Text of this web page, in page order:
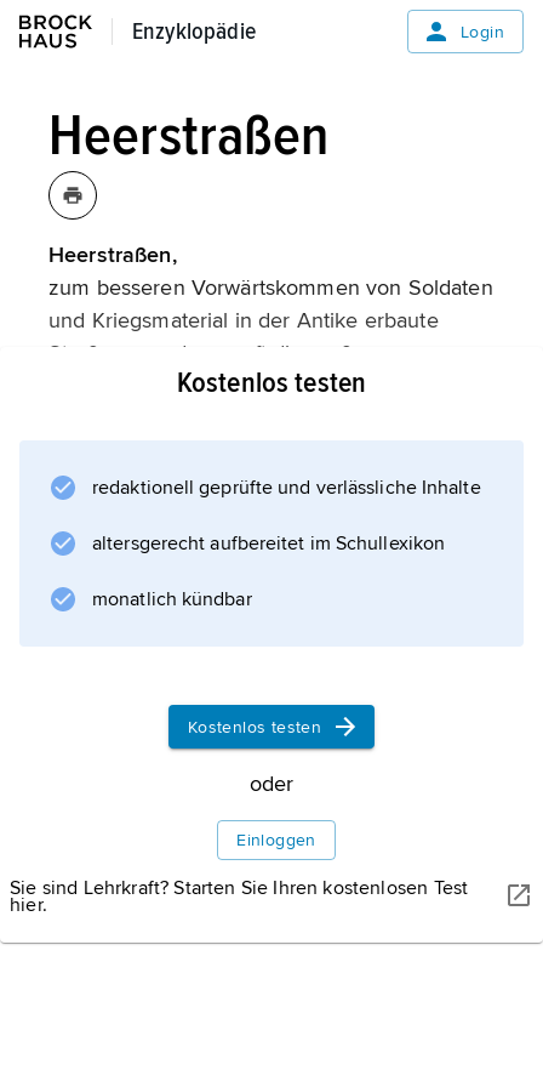
Enzyklopädie
Enzyklopädie Login
Heerstraßen
Heerstraßen,
zum besseren Vorwärtskommen von Soldaten
und Kriegsmaterial in der Antike erbaute
Straßen, aus denen oft die großen
Landverkehrslinien entstanden. Heerstraßen
verliefen meist abseits von Ansiedlungen, um
ungehinderte Truppenbewegung zu
ermöglichen. Die nach
Informationen zum Artikel
Kostenlos testen
redaktionell geprüfte und verlässliche Inhalte
altersgerecht aufbereitet im Schullexikon
monatlich kündbar
Kostenlos testen
oder
Einloggen
Sie sind Lehrkraft? Starten Sie Ihren kostenlosen Test
hier.